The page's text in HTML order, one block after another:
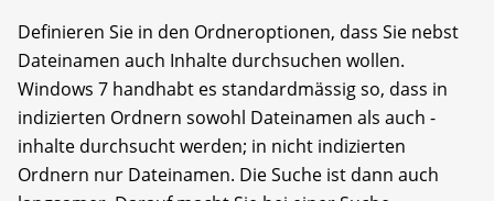
Definieren Sie in den Ordneroptionen, dass Sie nebst
Dateinamen auch Inhalte durchsuchen wollen.
Windows 7 handhabt es standardmässig so, dass in
indizierten Ordnern sowohl Dateinamen als auch -
inhalte durchsucht werden; in nicht indizierten
Ordnern nur Dateinamen. Die Suche ist dann auch